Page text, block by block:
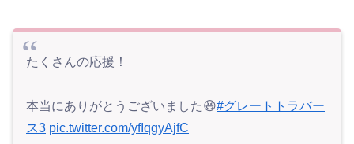
たくさんの応援！
本当にありがとうございました😆#グレートトラバー
ス3 pic.twitter.com/yfIqgyAjfC